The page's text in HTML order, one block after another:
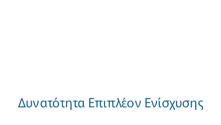
Δυνατότητα Επιπλέον Ενίσχυσης